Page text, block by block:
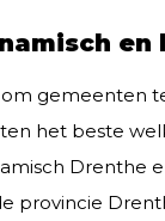
gemeenten
het beste
Drenthe
provincie